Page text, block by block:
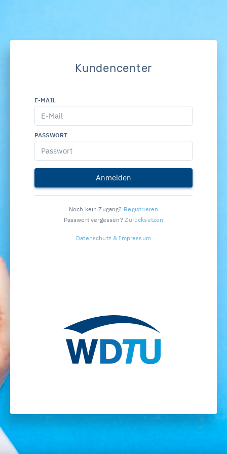
Kundencenter
E-MAIL
PASSWORT
Anmelden
Noch kein Zugang? Registrieren
Passwort vergessen? Zurücksetzen
Datenschutz & Impressum